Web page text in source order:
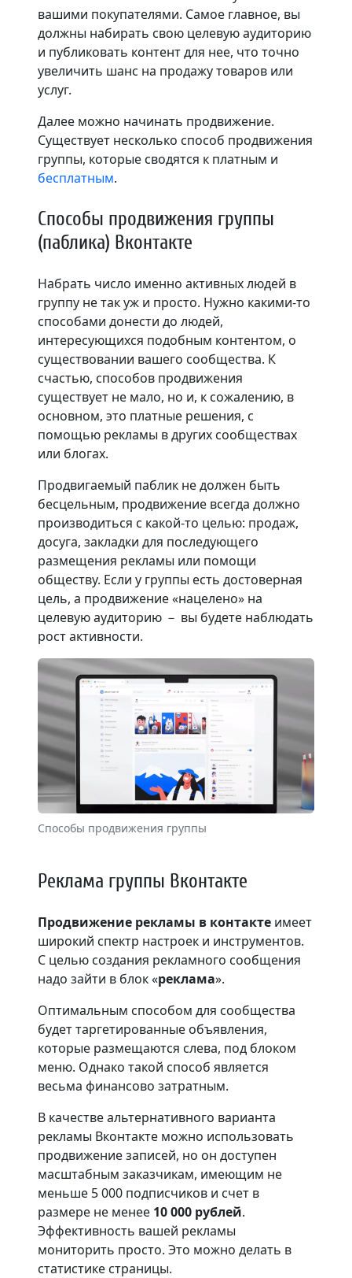
вашими покупателями. Самое главное, вы
должны набирать свою целевую аудиторию
и публиковать контент для нее, что точно
увеличить шанс на продажу товаров или
услуг.
Далее можно начинать продвижение.
Существует несколько способ продвижения
группы, которые сводятся к платным и
бесплатным.
Способы продвижения группы
(паблика) Вконтакте
Набрать число именно активных людей в
группу не так уж и просто. Нужно какими-то
способами донести до людей,
интересующихся подобным контентом, о
существовании вашего сообщества. К
счастью, способов продвижения
существует не мало, но и, к сожалению, в
основном, это платные решения, с
помощью рекламы в других сообществах
или блогах.
Продвигаемый паблик не должен быть
бесцельным, продвижение всегда должно
производиться с какой-то целью: продаж,
досуга, закладки для последующего
размещения рекламы или помощи
обществу. Если у группы есть достоверная
цель, а продвижение «нацелено» на
целевую аудиторию － вы будете наблюдать
рост активности.
Способы продвижения группы
Реклама группы Вконтакте
Продвижение рекламы в контакте имеет
широкий спектр настроек и инструментов.
С целью создания рекламного сообщения
надо зайти в блок «реклама».
Оптимальным способом для сообщества
будет таргетированные объявления,
которые размещаются слева, под блоком
меню. Однако такой способ является
весьма финансово затратным.
В качестве альтернативного варианта
рекламы Вконтакте можно использовать
продвижение записей, но он доступен
масштабным заказчикам, имеющим не
меньше 5 000 подписчиков и счет в
размере не менее 10 000 рублей.
Эффективность вашей рекламы
мониторить просто. Это можно делать в
статистике страницы.